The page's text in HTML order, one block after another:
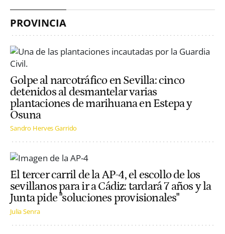
PROVINCIA
Golpe al narcotráfico en Sevilla: cinco
detenidos al desmantelar varias
plantaciones de marihuana en Estepa y
Osuna
Sandro Herves Garrido
El tercer carril de la AP-4, el escollo de los
sevillanos para ir a Cádiz: tardará 7 años y la
Junta pide "soluciones provisionales"
Julia Senra